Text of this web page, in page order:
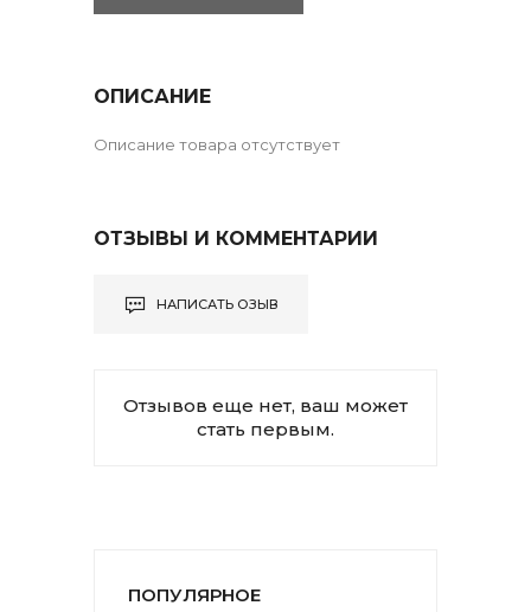
ОПИСАНИЕ
Описание товара отсутствует
ОТЗЫВЫ И КОММЕНТАРИИ
НАПИСАТЬ ОЗЫВ
Отзывов еще нет, ваш может
стать первым.
ПОПУЛЯРНОЕ